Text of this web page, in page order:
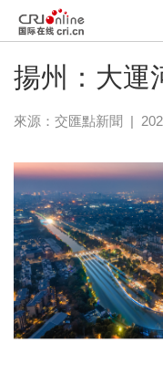
揚州：大運
來源： 交匯點新聞 |